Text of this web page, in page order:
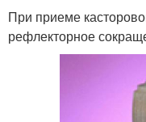
При приеме
рефлекторное